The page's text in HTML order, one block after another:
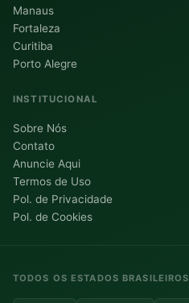
Manaus
Fortaleza
Curitiba
Porto Alegre
INSTITUCIONAL
Sobre Nós
Contato
Anuncie Aqui
Termos de Uso
Pol. de Privacidade
Pol. de Cookies
TODOS OS ESTADOS BRASILEIROS